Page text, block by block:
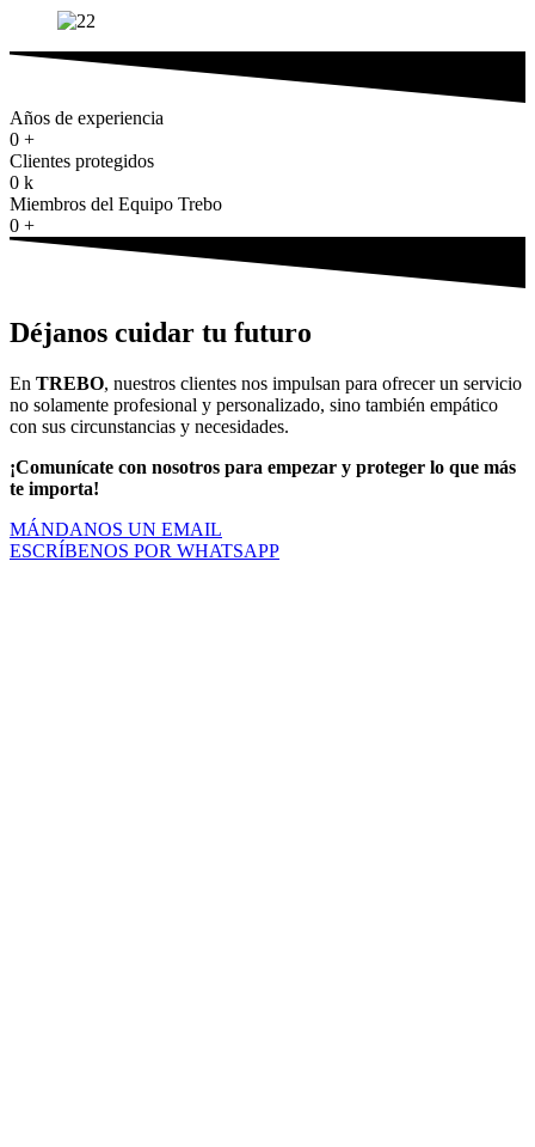
Años de experiencia
0 +
Clientes protegidos
0 k
Miembros del Equipo Trebo
0 +
Déjanos cuidar tu futuro
En TREBO, nuestros clientes nos impulsan para ofrecer un servicio
no solamente profesional y personalizado, sino también empático
con sus circunstancias y necesidades.
¡Comunícate con nosotros para empezar y proteger lo que más
te importa!
MÁNDANOS UN EMAIL
ESCRÍBENOS POR WHATSAPP